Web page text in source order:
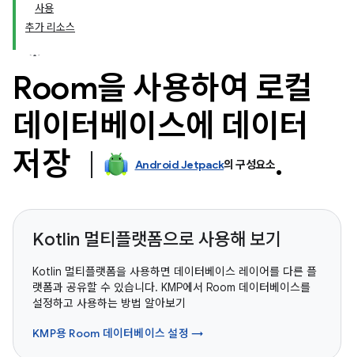
사용
추가 리소스
Room을 사용하여 로컬
데이터베이스에 데이터
저장
Android Jetpack의 구성요소.
Kotlin 멀티플랫폼으로 사용해 보기
Kotlin 멀티플랫폼을 사용하면 데이터베이스 레이어를 다른 플
랫폼과 공유할 수 있습니다. KMP에서 Room 데이터베이스를
설정하고 사용하는 방법 알아보기
KMP용 Room 데이터베이스 설정 →